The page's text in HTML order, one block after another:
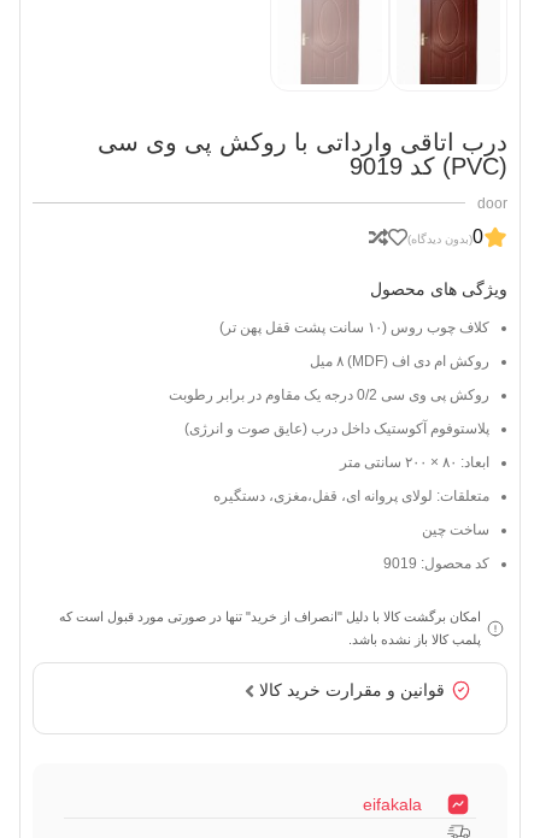
درب اتاقی وارداتی با روکش پی وی سی
(PVC) کد 9019
door
0(بدون دیدگاه)
ویژگی های محصول
کلاف چوب روس (۱۰ سانت پشت قفل پهن تر)
روکش ام دی اف (MDF) ۸ میل
روکش پی وی سی 0/2 درجه یک مقاوم در برابر رطوبت
پلاستوفوم آکوستیک داخل درب (عایق صوت و انرژی)
ابعاد: ۸۰ × ۲۰۰ سانتی متر
متعلقات: لولای پروانه ای، قفل،مغزی، دستگیره
ساخت چین
کد محصول: 9019
امکان برگشت کالا با دلیل "انصراف از خرید" تنها در صورتی مورد قبول است که
پلمب کالا باز نشده باشد.
قوانین و مقرارت خرید کالا
eifakala